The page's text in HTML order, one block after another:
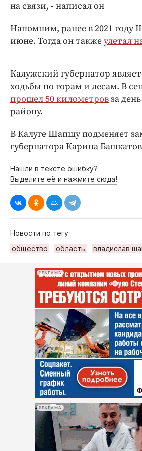
Интересное чтиво
Бренд года
Работодатель года
на связи, - написал он
Напомним, ранее в 2021 году
июне. Тогда он такжеулетал
Калужский губернатор
ходьбы по горам и лесам. В
прошел 50 километровза
району.
В Калуге Шапшу подменяет
губернатора Карина
Нашли в тексте ошибку?
Выделите её и нажмите сюда!
Новости по тегу
общество
область владислав
РЕКЛАМА
РЕКЛАМА